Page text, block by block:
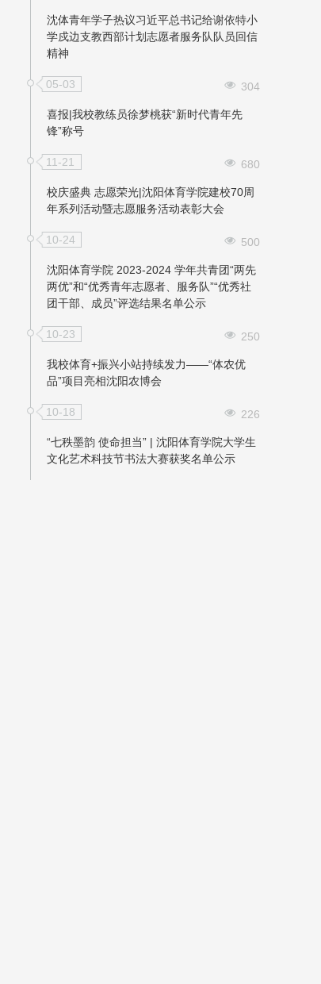
沈体青年学子热议习近平总书记给谢依特小
学戍边支教西部计划志愿者服务队队员回信
精神
05-03 304
喜报|我校教练员徐梦桃获“新时代青年先
锋”称号
11-21 680
校庆盛典 志愿荣光|沈阳体育学院建校70周
年系列活动暨志愿服务活动表彰大会
10-24 500
沈阳体育学院 2023-2024 学年共青团“两先
两优”和“优秀青年志愿者、服务队”“优秀社
团干部、成员”评选结果名单公示
10-23 250
我校体育+振兴小站持续发力——“体农优
品”项目亮相沈阳农博会
10-18 226
“七秩墨韵 使命担当” | 沈阳体育学院大学生
文化艺术科技节书法大赛获奖名单公示